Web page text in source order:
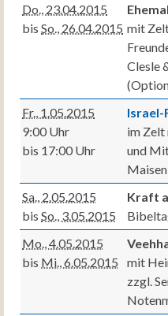
Do., 23.04.2015
bis So., 26.04.2015 mit
Clesle
Fr., 1.05.2015
9:00 Uhr
bis 17:00 Uhr
im Zelt
und
Sa., 2.05.2015
bis So., 3.05.2015
Kraft
Mo., 4.05.2015
bis Mi., 6.05.2015
mit
zzgl.